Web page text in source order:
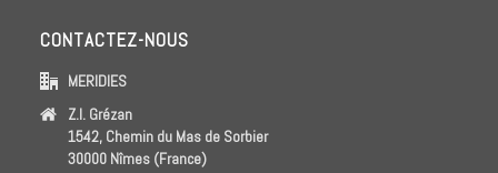
CONTACTEZ-NOUS
MERIDIES
Z.I. Grézan
1542, Chemin du Mas de Sorbier
30000 Nîmes (France)